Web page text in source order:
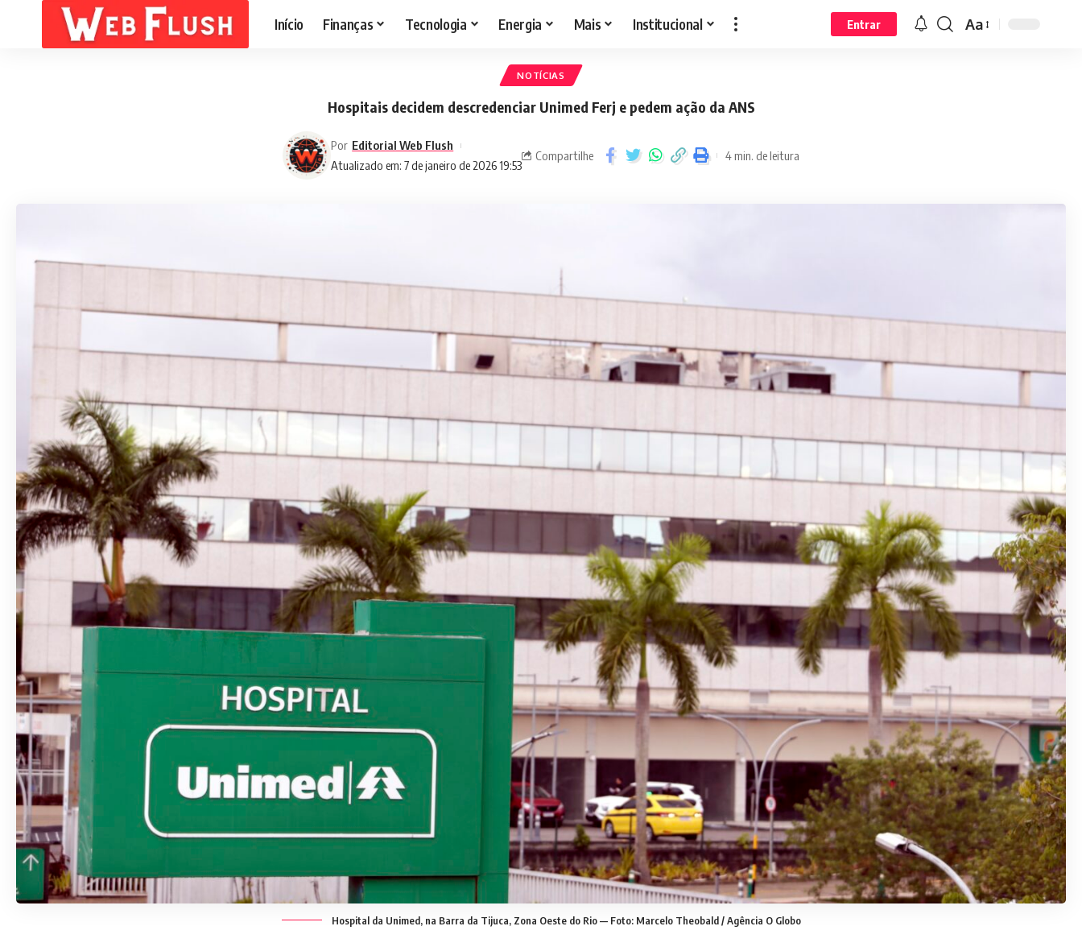
Início Finanças Tecnologia Energia Mais Institucional Entrar Aa
NOTÍCIAS
Hospitais decidem descredenciar Unimed Ferj e pedem ação da ANS
Atualizado em: 7 de janeiro de 2026 19:53
Por Editorial Web Flush
Compartilhe 4 min. de leitura
Hospital da Unimed, na Barra da Tijuca, Zona Oeste do Rio — Foto: Marcelo Theobald / Agência O Globo